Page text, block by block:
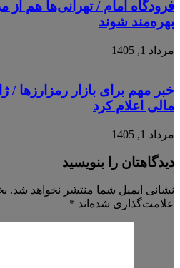
فرودگاه امام / تهرانی‌ها هم از
بهره‌مند شوند
مرداد 1, 1405
خبر مهم برای بازار رمزارزها /
مالی اعلام کرد
مرداد 1, 1405
دیدگاهتان را بنویسید
نشانی ایمیل شما منتشر نخواهد شد.
علامت‌گذاری شده‌اند *